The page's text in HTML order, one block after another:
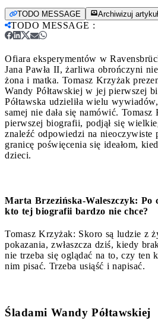
TODO MESSAGE Archiwizuj artykuł
TODO MESSAGE :
Ofiara eksperymentów w
Jana Pawła II, żarliwa obrończyni
żona i matka. Tomasz Krzyżak
Wandy Półtawskiej w jej pierwszej
Półtawska udzieliła wielu
samej nie dała się namówić.
pierwszej biografii, podjął się
znaleźć odpowiedzi na nieoczywiste
granicę poświęcenia się ideałom,
dzieci.
Marta Brzezińska-Waleszczyk: Po
kto tej biografii bardzo nie chce?
Tomasz Krzyżak: Skoro są ludzie z
pokazania, zwłaszcza dziś, kiedy
nie trzeba się oglądać na to, czy ten
nim pisać. Trzeba usiąść i napisać.
Śladami Wandy Półtawskiej